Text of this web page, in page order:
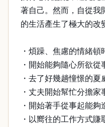
著自己。然而，自從我
的生活產生了極大的
・煩躁、焦慮的情緒頓
・開始能夠隨心所欲從
・去了好幾趟憧憬的夏
・丈夫開始幫忙分擔
・開始著手從事起能
・以嚮往的工作方式